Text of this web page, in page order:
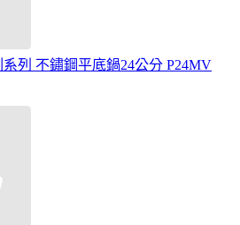
系列 不鏽鋼平底鍋24公分 P24MV